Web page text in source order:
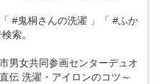
#鬼桐さんの洗濯 」「 #ふか
索。
男女共同参画センターデュオ
伝 洗濯・アイロンのコツ～